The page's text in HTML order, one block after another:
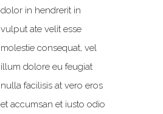
dolor in hendrerit in
vulput ate velit esse
molestie consequat, vel
illum dolore eu feugiat
nulla facilisis at vero eros
et accumsan et iusto odio